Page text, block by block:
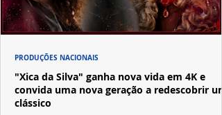
"Xica da Silva" ganha nova vida em 4K e
convida uma nova geração a redescobrir um
clássico
PRODUÇÕES NACIONAIS